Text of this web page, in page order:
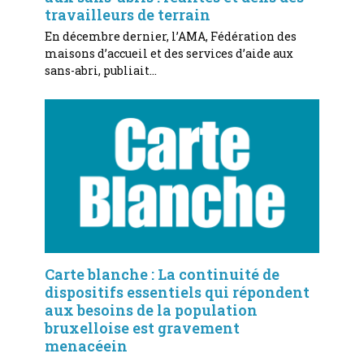
travailleurs de terrain
En décembre dernier, l’AMA, Fédération des
maisons d’accueil et des services d’aide aux
sans-abri, publiait…
Carte blanche : La continuité de
dispositifs essentiels qui répondent
aux besoins de la population
bruxelloise est gravement
menacéein